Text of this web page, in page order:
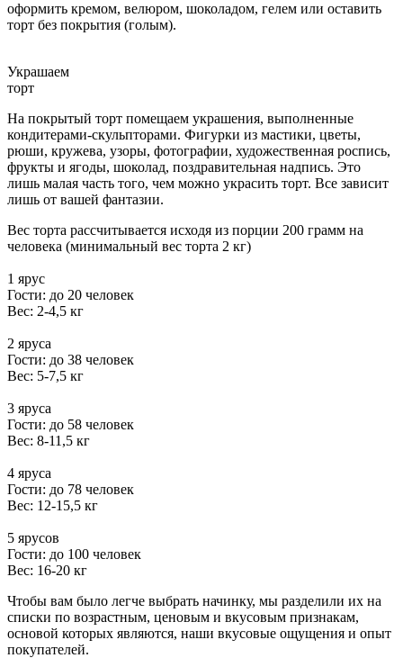
оформить кремом, велюром, шоколадом, гелем или оставить
торт без покрытия (голым).
Украшаем
торт
На покрытый торт помещаем украшения, выполненные
кондитерами-скульпторами. Фигурки из мастики, цветы,
рюши, кружева, узоры, фотографии, художественная роспись,
фрукты и ягоды, шоколад, поздравительная надпись. Это
лишь малая часть того, чем можно украсить торт. Все зависит
лишь от вашей фантазии.
Вес торта рассчитывается исходя из порции 200 грамм на
человека (минимальный вес торта 2 кг)
1 ярус
Гости: до 20 человек
Вес: 2-4,5 кг
2 яруса
Гости: до 38 человек
Вес: 5-7,5 кг
3 яруса
Гости: до 58 человек
Вес: 8-11,5 кг
4 яруса
Гости: до 78 человек
Вес: 12-15,5 кг
5 ярусов
Гости: до 100 человек
Вес: 16-20 кг
Чтобы вам было легче выбрать начинку, мы разделили их на
списки по возрастным, ценовым и вкусовым признакам,
основой которых являются, наши вкусовые ощущения и опыт
покупателей.